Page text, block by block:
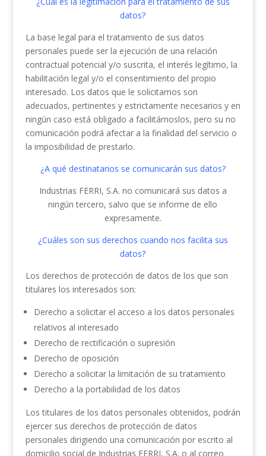
datos?
La base legal para el tratamiento de sus datos
personales puede ser la ejecución de una relación
contractual potencial y/o suscrita, el interés legítimo, la
habilitación legal y/o el consentimiento del propio
interesado. Los datos que le solicitamos son
adecuados, pertinentes y estrictamente necesarios y en
ningún caso está obligado a facilitárnoslos, pero su no
comunicación podrá afectar a la finalidad del servicio o
la imposibilidad de prestarlo.
¿A qué destinatarios se comunicarán sus datos?
Industrias FERRI, S.A. no comunicará sus datos a
ningún tercero, salvo que se informe de ello
expresamente.
¿Cuáles son sus derechos cuando nos facilita sus
datos?
Los derechos de protección de datos de los que son
titulares los interesados son:
Derecho a solicitar el acceso a los datos personales
relativos al interesado
Derecho de rectificación o supresión
Derecho de oposición
Derecho a solicitar la limitación de su tratamiento
Derecho a la portabilidad de los datos
Los titulares de los datos personales obtenidos, podrán
ejercer sus derechos de protección de datos
personales dirigiendo una comunicación por escrito al
domicilio social de Industrias FERRI, S.A. o al correo